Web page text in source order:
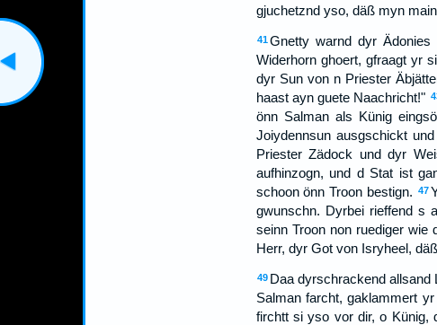
gjuchetznd yso, däß myn
41 Gnetty warnd dyr
Widerhorn ghoert, gfraagt yr
dyr Sun von n Priester
haast ayn guete Naachricht!"
önn Salman als Künig
Joiydennsun ausgschickt
Priester Zädock und dyr
aufhinzogn, und d Stat ist
schoon önn Troon bestign. 47
gwunschn. Dyrbei rieffend s
seinn Troon non ruediger wie
Herr, dyr Got von Isryheel,
49 Daa dyrschrackend allsand
Salman farcht, gaklammert
firchtt si yso vor dir, o Künig,